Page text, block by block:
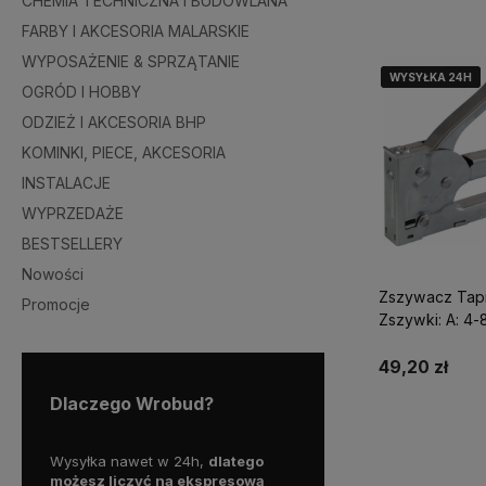
FARBY I AKCESORIA MALARSKIE
WYPOSAŻENIE & SPRZĄTANIE
OGRÓD I HOBBY
ODZIEŻ I AKCESORIA BHP
KOMINKI, PIECE, AKCESORIA
INSTALACJE
WYPRZEDAŻE
BESTSELLERY
Nowości
Promocje
Dlaczego Wrobud?
Wysyłka nawet w 24h, dlatego
możesz liczyć na ekspresową
WYSYŁKA 24H
WYSYŁKA 24H
WYSYŁKA 24H
Zszywacz
Zszywki: A: 4-
49,20 zł